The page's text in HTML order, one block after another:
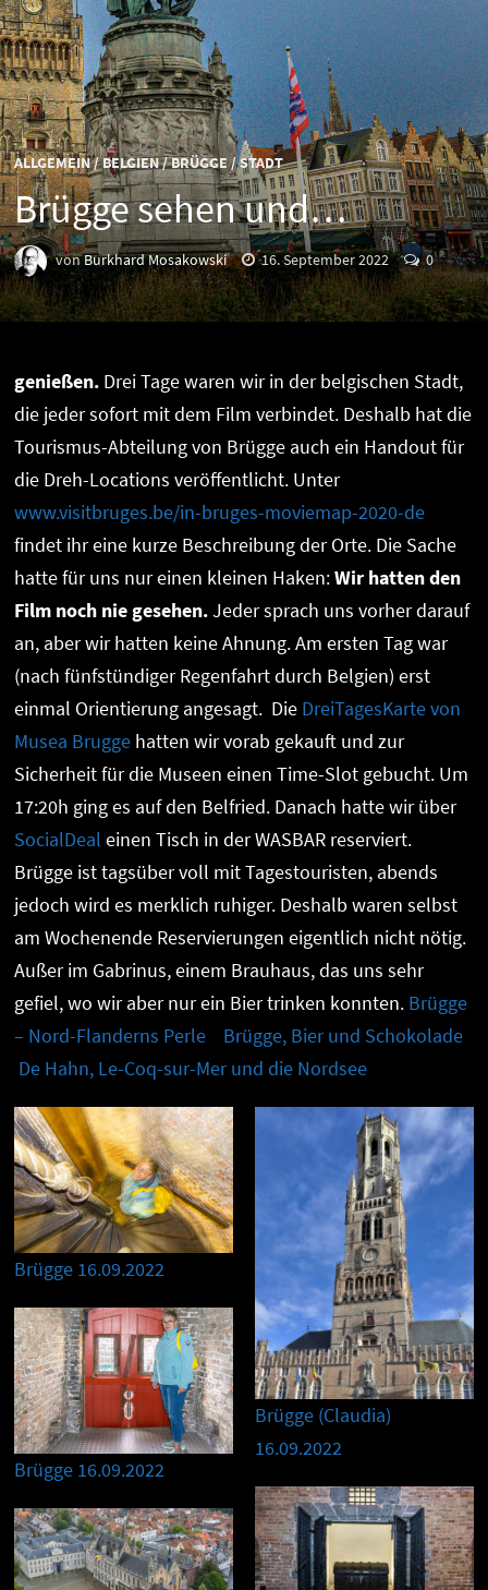
ALLGEMEIN/BELGIEN/BRÜGGE/STADT
Brügge sehen und…
vonBurkhard Mosakowski 16. September 2022 0
genießen.Drei Tage waren wir in der belgischen Stadt,
die jeder sofort mit dem Film verbindet. Deshalb hat die
Tourismus-Abteilung von Brügge auch ein Handout für
die Dreh-Locations veröffentlicht. Unter
www.visitbruges.be/in-bruges-moviemap-2020-de
findet ihr eine kurze Beschreibung der Orte. Die Sache
hatte für uns nur einen kleinen Haken:Wir hatten den
Film noch nie gesehen.Jeder sprach uns vorher darauf
an, aber wir hatten keine Ahnung. Am ersten Tag war
(nach fünfstündiger Regenfahrt durch Belgien) erst
einmal Orientierung angesagt. Die DreiTagesKarte von
Musea Bruggehatten wir vorab gekauft und zur
Sicherheit für die Museen einen Time-Slot gebucht. Um
17:20h ging es auf den Belfried. Danach hatte wir über
SocialDeal einen Tisch in der WASBAR reserviert.
Brügge ist tagsüber voll mit Tagestouristen, abends
jedoch wird es merklich ruhiger. Deshalb waren selbst
am Wochenende Reservierungen eigentlich nicht nötig.
Außer im Gabrinus, einem Brauhaus, das uns sehr
gefiel, wo wir aber nur ein Bier trinken konnten. Brügge
– Nord-Flanderns Perle
Brügge, Bier und Schokolade
De Hahn, Le-Coq-sur-Mer und die Nordsee
Brügge 16.09.2022
Brügge (Claudia)
16.09.2022
Brügge 16.09.2022